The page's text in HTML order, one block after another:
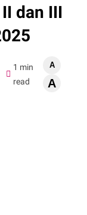
dan III
1 min
read
A
A